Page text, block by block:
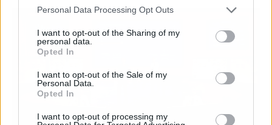
Personal Data Processing Opt Outs
I want to opt-out of the Sharing of my
personal data.
Opted In
I want to opt-out of the Sale of my
Personal Data.
Opted In
I want to opt-out of processing my